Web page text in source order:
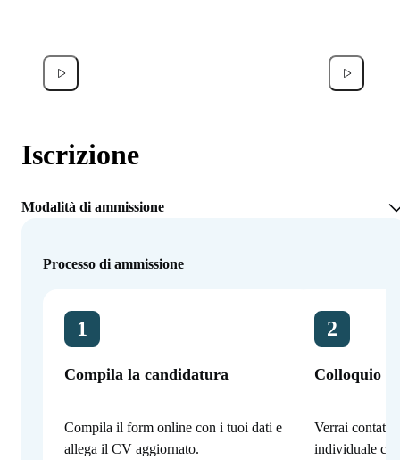
Iscrizione
Modalità di ammissione
Processo di ammissione
1
Compila la candidatura
Compila il form online con i tuoi dati e
allega il CV aggiornato.
2
Colloquio
Verrai
individuale